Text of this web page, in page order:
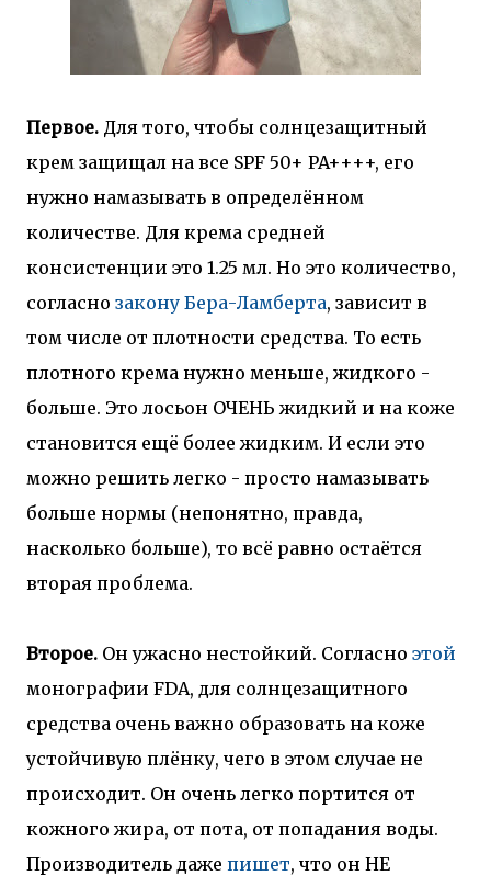
Первое. Для того, чтобы солнцезащитный
крем защищал на все SPF 50+ PA++++, его
нужно намазывать в определённом
количестве. Для крема средней
консистенции это 1.25 мл. Но это количество,
согласно закону Бера-Ламберта, зависит в
том числе от плотности средства. То есть
плотного крема нужно меньше, жидкого -
больше. Это лосьон ОЧЕНЬ жидкий и на коже
становится ещё более жидким. И если это
можно решить легко - просто намазывать
больше нормы (непонятно, правда,
насколько больше), то всё равно остаётся
вторая проблема.
Второе. Он ужасно нестойкий. Согласно этой
монографии FDA, для солнцезащитного
средства очень важно образовать на коже
устойчивую плёнку, чего в этом случае не
происходит. Он очень легко портится от
кожного жира, от пота, от попадания воды.
Производитель даже пишет, что он НЕ